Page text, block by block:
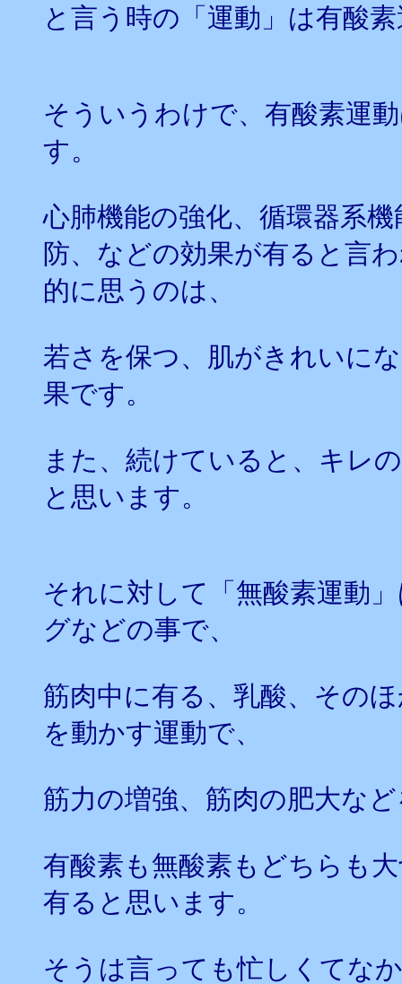
と言う時の「運動」は有酸
そういうわけで、有酸素運
す。
心肺機能の強化、循環器系
防、などの効果が有ると言
的に思うのは、
若さを保つ、肌がきれいに
果です。
また、続けていると、キレ
と思います。
それに対して「無酸素運動
グなどの事で、
筋肉中に有る、乳酸、その
を動かす運動で、
筋力の増強、筋肉の肥大な
有酸素も無酸素もどちらも
有ると思います。
そうは言っても忙しくてな